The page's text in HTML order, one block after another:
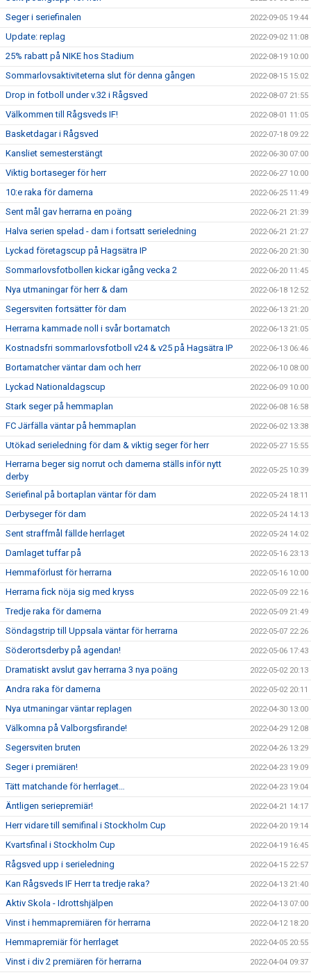
Seger i seriefinalen 2022-09-05 19:44
Update: replag 2022-09-02 11:08
25% rabatt på NIKE hos Stadium 2022-08-19 10:00
Sommarlovsaktiviteterna slut för denna gången 2022-08-15 15:02
Drop in fotboll under v.32 i Rågsved 2022-08-07 21:55
Välkommen till Rågsveds IF! 2022-08-01 11:05
Basketdagar i Rågsved 2022-07-18 09:22
Kansliet semesterstängt 2022-06-30 07:00
Viktig bortaseger för herr 2022-06-27 10:00
10:e raka för damerna 2022-06-25 11:49
Sent mål gav herrarna en poäng 2022-06-21 21:39
Halva serien spelad - dam i fortsatt serieledning 2022-06-21 21:27
Lyckad företagscup på Hagsätra IP 2022-06-20 21:30
Sommarlovsfotbollen kickar igång vecka 2 2022-06-20 11:45
Nya utmaningar för herr & dam 2022-06-18 12:52
Segersviten fortsätter för dam 2022-06-13 21:20
Herrarna kammade noll i svår bortamatch 2022-06-13 21:05
Kostnadsfri sommarlovsfotboll v24 & v25 på Hagsätra IP 2022-06-13 06:46
Bortamatcher väntar dam och herr 2022-06-10 08:00
Lyckad Nationaldagscup 2022-06-09 10:00
Stark seger på hemmaplan 2022-06-08 16:58
FC Järfälla väntar på hemmaplan 2022-06-02 13:38
Utökad serieledning för dam & viktig seger för herr 2022-05-27 15:55
Herrarna beger sig norrut och damerna ställs inför nytt
derby
2022-05-25 10:39
Seriefinal på bortaplan väntar för dam 2022-05-24 18:11
Derbyseger för dam 2022-05-24 14:13
Sent straffmål fällde herrlaget 2022-05-24 14:02
Damlaget tuffar på 2022-05-16 23:13
Hemmaförlust för herrarna 2022-05-16 10:00
Herrarna fick nöja sig med kryss 2022-05-09 22:16
Tredje raka för damerna 2022-05-09 21:49
Söndagstrip till Uppsala väntar för herrarna 2022-05-07 22:26
Söderortsderby på agendan! 2022-05-06 17:43
Dramatiskt avslut gav herrarna 3 nya poäng 2022-05-02 20:13
Andra raka för damerna 2022-05-02 20:11
Nya utmaningar väntar replagen 2022-04-30 13:00
Välkomna på Valborgsfirande! 2022-04-29 12:08
Segersviten bruten 2022-04-26 13:29
Seger i premiären! 2022-04-23 19:09
Tätt matchande för herrlaget… 2022-04-23 19:04
Äntligen seriepremiär! 2022-04-21 14:17
Herr vidare till semifinal i Stockholm Cup 2022-04-20 19:14
Kvartsfinal i Stockholm Cup 2022-04-19 16:45
Rågsved upp i serieledning 2022-04-15 22:57
Kan Rågsveds IF Herr ta tredje raka? 2022-04-13 21:40
Aktiv Skola - Idrottshjälpen 2022-04-13 07:00
Vinst i hemmapremiären för herrarna 2022-04-12 18:20
Hemmapremiär för herrlaget 2022-04-05 20:55
Vinst i div 2 premiären för herrarna 2022-04-04 09:37